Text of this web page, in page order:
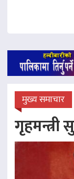
मुख्य समाचार